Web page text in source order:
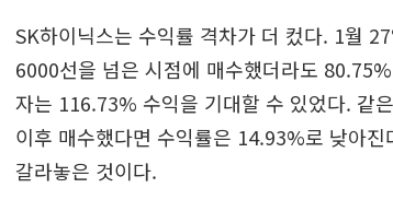
SK하이닉스는 수익률 격차가 더 컸다. 1월
6000선을 넘은 시점에 매수했더라도
자는 116.73% 수익을 기대할 수 있었다. 같
이후 매수했다면 수익률은 14.93%로 낮아
갈라놓은 것이다.